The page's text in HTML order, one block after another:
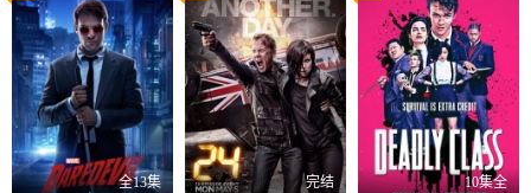
全13集 完结 10集全